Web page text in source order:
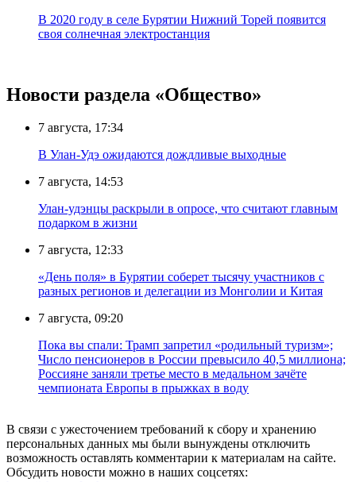
В 2020 году в селе Бурятии Нижний Торей появится
своя солнечная электростанция
Новости раздела «Общество»
7 августа, 17:34
В Улан-Удэ ожидаются дождливые выходные
7 августа, 14:53
Улан-удэнцы раскрыли в опросе, что считают главным
подарком в жизни
7 августа, 12:33
«День поля» в Бурятии соберет тысячу участников с
разных регионов и делегации из Монголии и Китая
7 августа, 09:20
Пока вы спали: Трамп запретил «родильный туризм»;
Число пенсионеров в России превысило 40,5 миллиона;
Россияне заняли третье место в медальном зачёте
чемпионата Европы в прыжках в воду
В связи с ужесточением требований к сбору и хранению
персональных данных мы были вынуждены отключить
возможность оставлять комментарии к материалам на сайте.
Обсудить новости можно в наших соцсетях: